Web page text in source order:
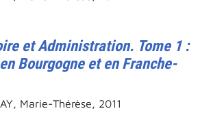
et Administration. Tome 1 :
Bourgogne et en Franche-
Marie-Thérèse, 2011